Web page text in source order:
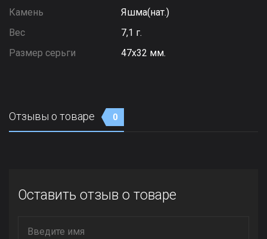
Камень
Яшма(нат.)
Вес
7,1 г.
Размер серьги
47х32 мм.
Отзывы о товаре 0
Оставить отзыв о товаре